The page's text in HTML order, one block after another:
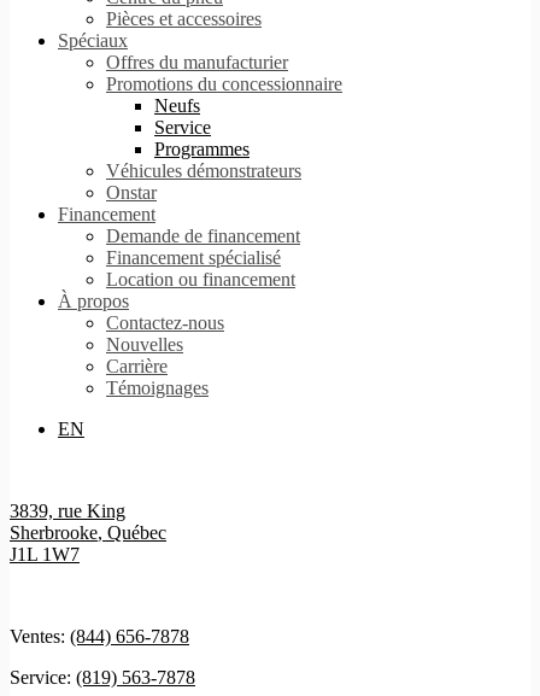
Pièces et accessoires
Spéciaux
Offres du manufacturier
Promotions du concessionnaire
Neufs
Service
Programmes
Véhicules démonstrateurs
Onstar
Financement
Demande de financement
Financement spécialisé
Location ou financement
À propos
Contactez-nous
Nouvelles
Carrière
Témoignages
EN
3839, rue King
Sherbrooke, Québec
J1L 1W7
Ventes: (844) 656-7878
Service: (819) 563-7878